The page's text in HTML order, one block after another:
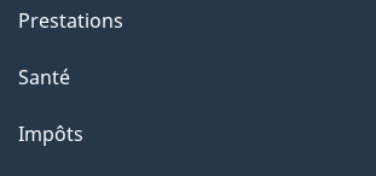
Prestations
Santé
Impôts